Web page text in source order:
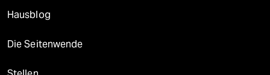
Hausblog
Die Seitenwende